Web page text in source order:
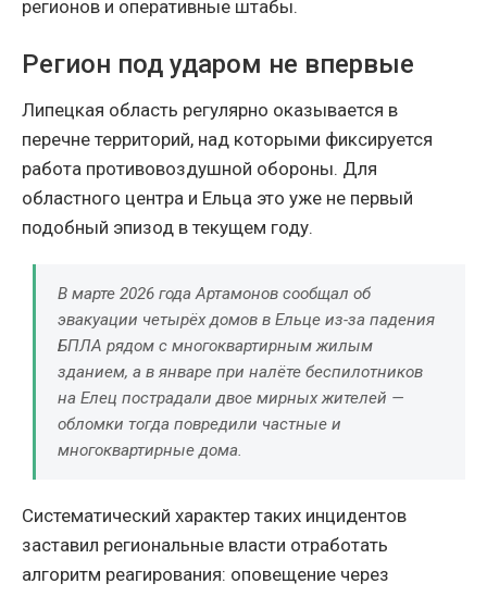
регионов и оперативные штабы.
Регион под ударом не впервые
Липецкая область регулярно оказывается в
перечне территорий, над которыми фиксируется
работа противовоздушной обороны. Для
областного центра и Ельца это уже не первый
подобный эпизод в текущем году.
В марте 2026 года Артамонов сообщал об
эвакуации четырёх домов в Ельце из-за падения
БПЛА рядом с многоквартирным жилым
зданием, а в январе при налёте беспилотников
на Елец пострадали двое мирных жителей —
обломки тогда повредили частные и
многоквартирные дома.
Систематический характер таких инцидентов
заставил региональные власти отработать
алгоритм реагирования: оповещение через